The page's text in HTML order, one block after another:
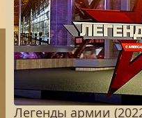
Легенды армии